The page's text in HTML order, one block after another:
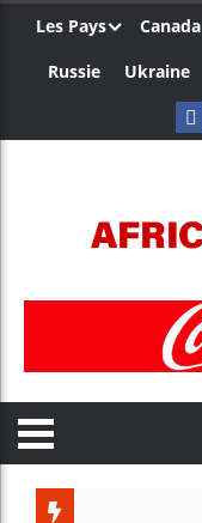
Les Pays Canada
Russie
Ukraine